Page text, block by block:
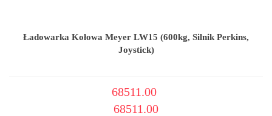
Ładowarka Kołowa Meyer LW15 (600kg, Silnik Perkins,
Joystick)
68511.00
68511.00